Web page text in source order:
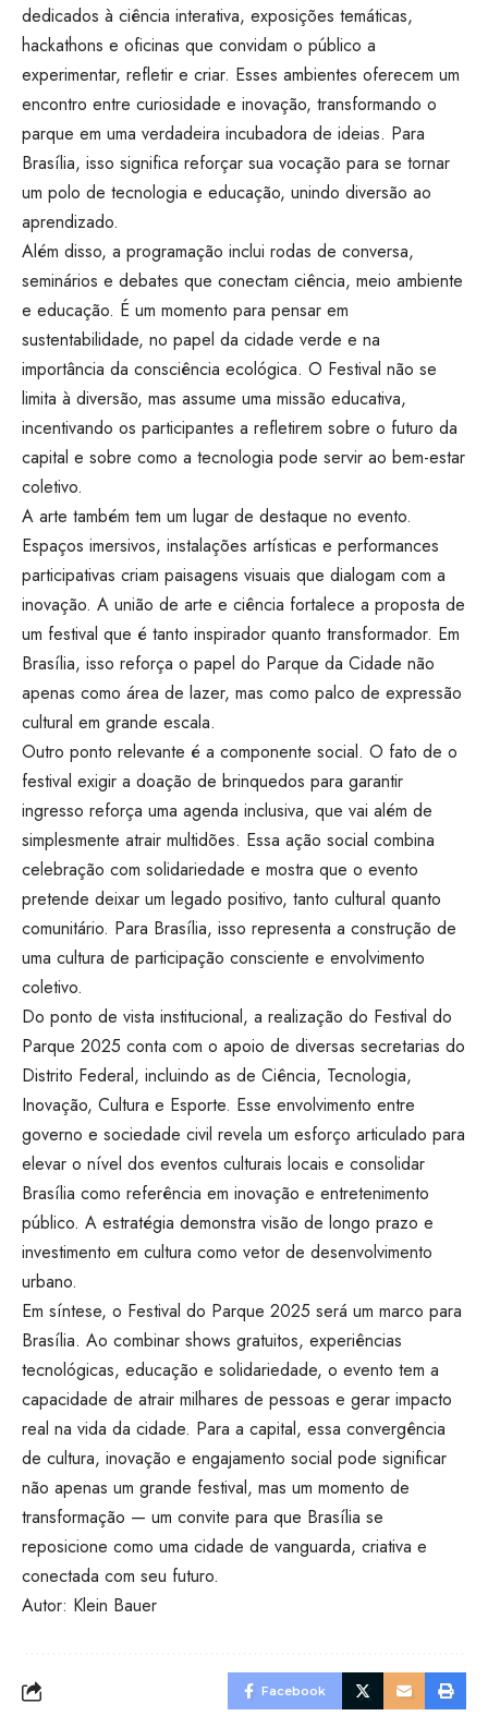
dedicados à ciência interativa, exposições temáticas,
hackathons e oficinas que convidam o público a
experimentar, refletir e criar. Esses ambientes oferecem um
encontro entre curiosidade e inovação, transformando o
parque em uma verdadeira incubadora de ideias. Para
Brasília, isso significa reforçar sua vocação para se tornar
um polo de tecnologia e educação, unindo diversão ao
aprendizado.
Além disso, a programação inclui rodas de conversa,
seminários e debates que conectam ciência, meio ambiente
e educação. É um momento para pensar em
sustentabilidade, no papel da cidade verde e na
importância da consciência ecológica. O Festival não se
limita à diversão, mas assume uma missão educativa,
incentivando os participantes a refletirem sobre o futuro da
capital e sobre como a tecnologia pode servir ao bem-estar
coletivo.
A arte também tem um lugar de destaque no evento.
Espaços imersivos, instalações artísticas e performances
participativas criam paisagens visuais que dialogam com a
inovação. A união de arte e ciência fortalece a proposta de
um festival que é tanto inspirador quanto transformador. Em
Brasília, isso reforça o papel do Parque da Cidade não
apenas como área de lazer, mas como palco de expressão
cultural em grande escala.
Outro ponto relevante é a componente social. O fato de o
festival exigir a doação de brinquedos para garantir
ingresso reforça uma agenda inclusiva, que vai além de
simplesmente atrair multidões. Essa ação social combina
celebração com solidariedade e mostra que o evento
pretende deixar um legado positivo, tanto cultural quanto
comunitário. Para Brasília, isso representa a construção de
uma cultura de participação consciente e envolvimento
coletivo.
Do ponto de vista institucional, a realização do Festival do
Parque 2025 conta com o apoio de diversas secretarias do
Distrito Federal, incluindo as de Ciência, Tecnologia,
Inovação, Cultura e Esporte. Esse envolvimento entre
governo e sociedade civil revela um esforço articulado para
elevar o nível dos eventos culturais locais e consolidar
Brasília como referência em inovação e entretenimento
público. A estratégia demonstra visão de longo prazo e
investimento em cultura como vetor de desenvolvimento
urbano.
Em síntese, o Festival do Parque 2025 será um marco para
Brasília. Ao combinar shows gratuitos, experiências
tecnológicas, educação e solidariedade, o evento tem a
capacidade de atrair milhares de pessoas e gerar impacto
real na vida da cidade. Para a capital, essa convergência
de cultura, inovação e engajamento social pode significar
não apenas um grande festival, mas um momento de
transformação — um convite para que Brasília se
reposicione como uma cidade de vanguarda, criativa e
conectada com seu futuro.
Autor: Klein Bauer
Facebook